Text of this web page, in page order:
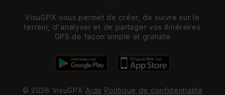
VisuGPX vous permet de créer, de suivre sur le
terrain, d'analyser et de partager vos itinéraires
GPS de façon simple et gratuite
© 2026 VisuGPX Aide Politique de confidentialité